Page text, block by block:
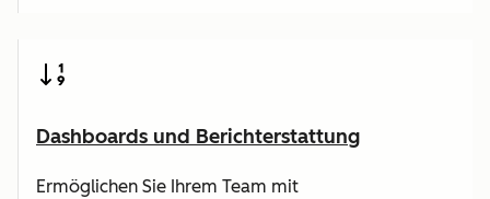
Dashboards und Berichterstattung
Ermöglichen Sie Ihrem Team mit